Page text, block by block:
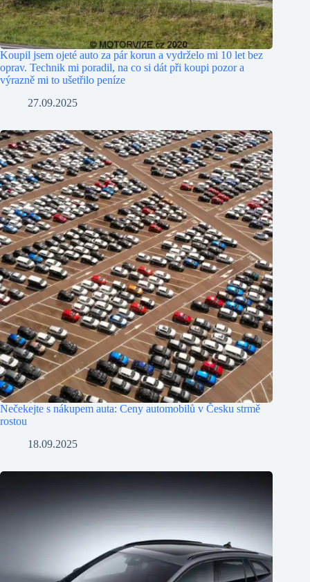
Koupil jsem ojeté auto za pár korun a vydrželo mi 10 let bez
oprav. Technik mi poradil, na co si dát při koupi pozor a
výrazně mi to ušetřilo peníze
27.09.2025
Nečekejte s nákupem auta: Ceny automobilů v Česku strmě
rostou
18.09.2025